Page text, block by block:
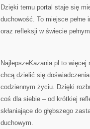
Dzięki temu portal staje się
duchowość. To miejsce
oraz refleksji w świecie
NajlepszeKazania.pl to więcej
chcą dzielić się
codziennym życiu. Dzięki
coś dla siebie – od krótkiej
skłaniające do głębszego
duchowym.